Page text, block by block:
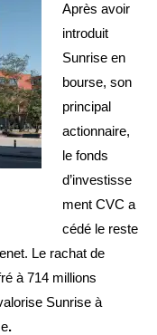
Après avoir
introduit
Sunrise en
bourse, son
principal
actionnaire,
le fonds
d’investisse
ment CVC a
cédé le reste
Le rachat de
à 714 millions
Sunrise à
.